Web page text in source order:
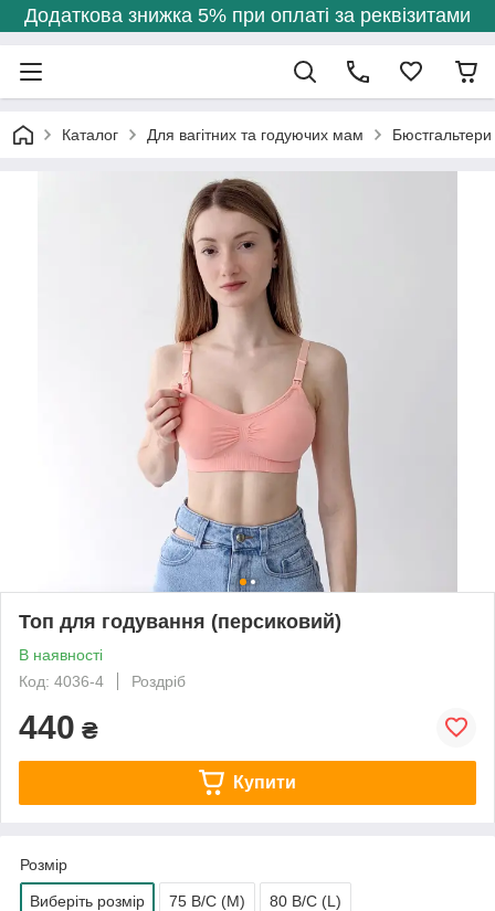
Додаткова знижка 5% при оплаті за реквізитами
Каталог Для вагітних та годуючих мам
Топ для годування (персиковий)
В наявності
Код: 4036-4
Роздріб
440 ₴
Купити
Розмір
Виберіть розмір 75 B/C (M) 80 B/C (L)